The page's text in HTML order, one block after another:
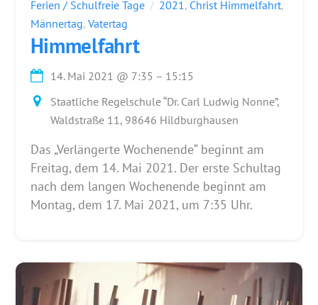
Ferien / Schulfreie Tage 2021 , Christ Himmelfahrt,
Männertag, Vatertag
Himmelfahrt
14. Mai 2021 @ 7:35 – 15:15
Staatliche Regelschule “Dr. Carl Ludwig Nonne”,
Waldstraße 11, 98646 Hildburghausen
Das „Verlängerte Wochenende“ beginnt am
Freitag, dem 14. Mai 2021. Der erste Schultag
nach dem langen Wochenende beginnt am
Montag, dem 17. Mai 2021, um 7:35 Uhr.